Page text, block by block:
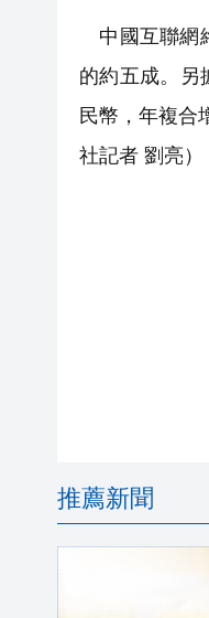
中國互聯網
的約五成。另
民幣，年複合
社記者 劉亮）
推薦新聞